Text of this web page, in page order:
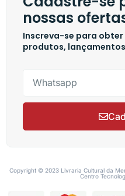
nossas
Inscreva-se para
produtos,
Copyright © 2023 Livraria Cultural da
Centro